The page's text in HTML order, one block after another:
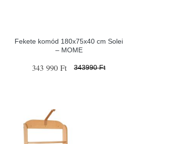
Fekete komód 180x75x40 cm Solei
– MOME
343 990 Ft 343990 Ft